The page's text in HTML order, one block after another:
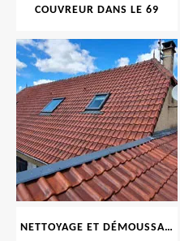
COUVREUR DANS LE 69
NETTOYAGE ET DÉMOUSSAGE DE TOITURE ET FAÇADE 69